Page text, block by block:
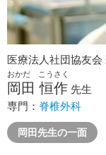
医療法人社団協友
おかだ こうさく
岡田 恒作 先生
専門： 脊椎外科
岡田先生の一面